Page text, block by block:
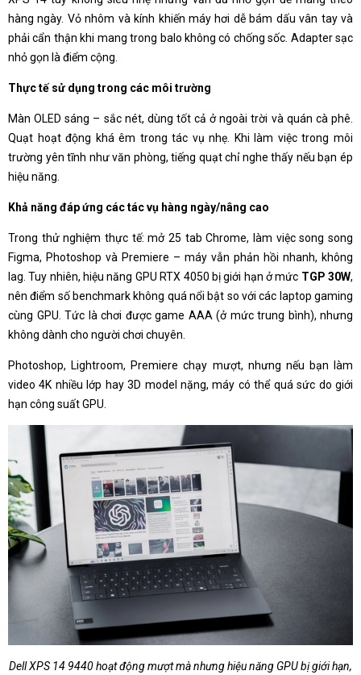
hàng ngày. Vỏ nhôm và kính khiến máy hơi dễ bám dấu vân tay và
phải cẩn thận khi mang trong balo không có chống sốc. Adapter sạc
nhỏ gọn là điểm cộng.
Thực tế sử dụng trong các môi trường
Màn OLED sáng – sắc nét, dùng tốt cả ở ngoài trời và quán cà phê.
Quạt hoạt động khá êm trong tác vụ nhẹ. Khi làm việc trong môi
trường yên tĩnh như văn phòng, tiếng quạt chỉ nghe thấy nếu bạn ép
hiệu năng.
Khả năng đáp ứng các tác vụ hàng ngày/nâng cao
Trong thử nghiệm thực tế: mở 25 tab Chrome, làm việc song song
Figma, Photoshop và Premiere – máy vẫn phản hồi nhanh, không
lag. Tuy nhiên, hiệu năng GPU RTX 4050 bị giới hạn ở mức TGP 30W,
nên điểm số benchmark không quá nổi bật so với các laptop gaming
cùng GPU. Tức là chơi được game AAA (ở mức trung bình), nhưng
không dành cho người chơi chuyên.
Photoshop, Lightroom, Premiere chạy mượt, nhưng nếu bạn làm
video 4K nhiều lớp hay 3D model nặng, máy có thể quá sức do giới
hạn công suất GPU.
Dell XPS 14 9440 hoạt động mượt mà nhưng hiệu năng GPU bị giới hạn,